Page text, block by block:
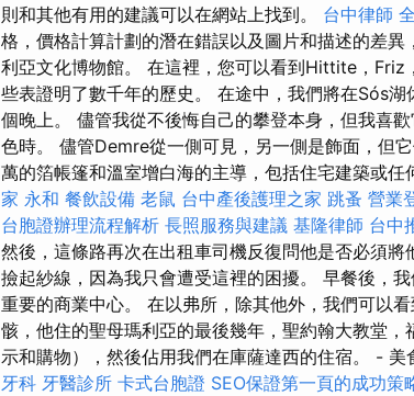
則和其他有用的建議可以在網站上找到。 台中律師
格，價格計算計劃的潛在錯誤以及圖片和描述的差
利亞文化博物館。 在這裡，您可以看到Hittite，
些表證明了數千年的歷史。 在途中，我們將在Sós
個晚上。 儘管我從不後悔自己的攀登本身，但我喜
色時。 儘管Demre從一側可見，另一側是飾面，但
萬的箔帳篷和溫室增白海的主導，包括住宅建築或
家 永和 餐飲設備 老鼠 台中產後護理之家 跳蚤 營業
台胞證辦理流程解析 長照服務與建議 基隆律師 台中
然後，這條路再次在出租車司機反復問他是否必須
撿起紗線，因為我只會遭受這裡的困擾。 早餐後，
重要的商業中心。 在以弗所，除其他外，我們可以
骸，他住的聖母瑪利亞的最後幾年，聖約翰大教堂
示和購物），然後佔用我們在庫薩達西的住宿。 - 美
牙科 牙醫診所 卡式台胞證 SEO保證第一頁的成功策